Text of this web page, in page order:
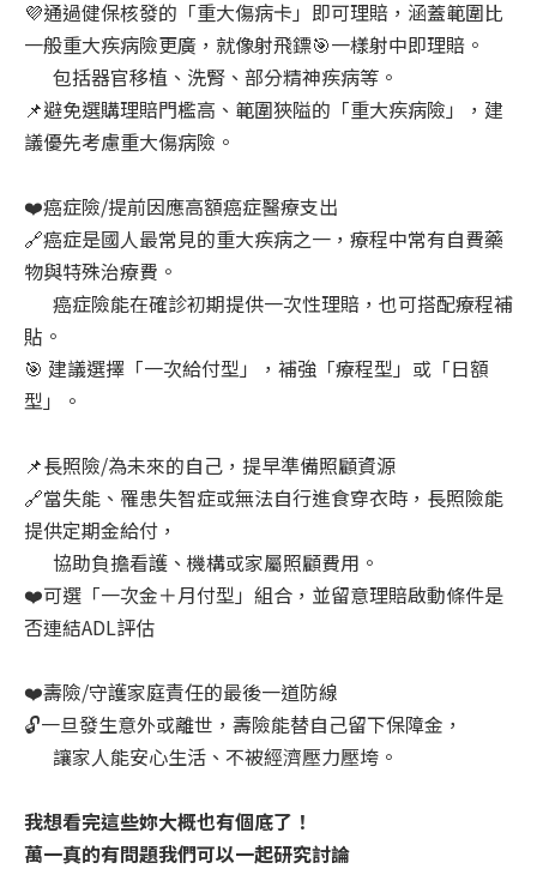
💜通過健保核發的「重大傷病卡」即可理賠，涵蓋範圍比
一般重大疾病險更廣，就像射飛鏢🎯一樣射中即理賠。
包括器官移植、洗腎、部分精神疾病等。
📌避免選購理賠門檻高、範圍狹隘的「重大疾病險」，建
議優先考慮重大傷病險。
❤️癌症險/提前因應高額癌症醫療支出
🔗癌症是國人最常見的重大疾病之一，療程中常有自費藥
物與特殊治療費。
癌症險能在確診初期提供一次性理賠，也可搭配療程補
貼。
🎯 建議選擇「一次給付型」，補強「療程型」或「日額
型」。
📌長照險/為未來的自己，提早準備照顧資源
🔗當失能、罹患失智症或無法自行進食穿衣時，長照險能
提供定期金給付，
協助負擔看護、機構或家屬照顧費用。
❤️可選「一次金＋月付型」組合，並留意理賠啟動條件是
否連結ADL評估
❤️壽險/守護家庭責任的最後一道防線
🔓一旦發生意外或離世，壽險能替自己留下保障金，
讓家人能安心生活、不被經濟壓力壓垮。
我想看完這些妳大概也有個底了！
萬一真的有問題我們可以一起研究討論